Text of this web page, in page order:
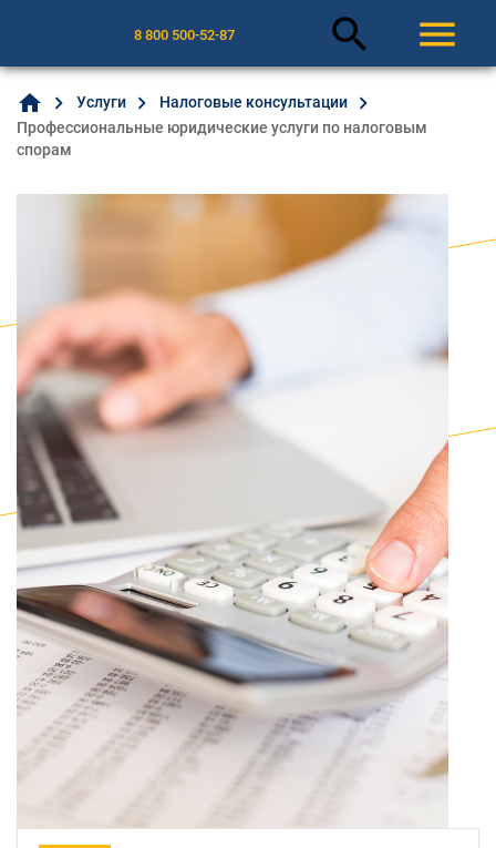
8 800 500-52-87 search menu
home Услуги
Налоговые консультации
Профессиональные юридические услуги по налоговым
спорам